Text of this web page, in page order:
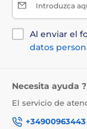
Introduzca
Al enviar el
datos
Necesita ayuda ?
El servicio de
+34900963443